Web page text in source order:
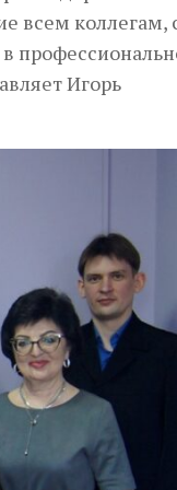
всем коллегам,
Игорь